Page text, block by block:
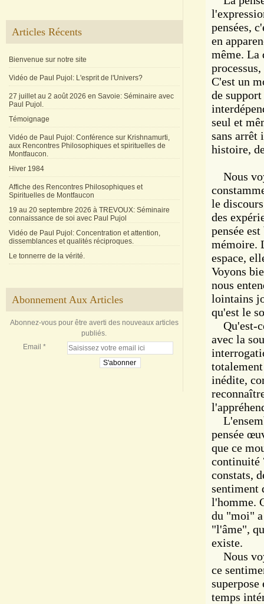
Articles Récents
Bienvenue sur notre site
Vidéo de Paul Pujol: L'esprit de l'Univers?
27 juillet au 2 août 2026 en Savoie: Séminaire avec
Paul Pujol.
Témoignage
Vidéo de Paul Pujol: Conférence sur Krishnamurti,
aux Rencontres Philosophiques et spirituelles de
Montfaucon.
Hiver 1984
Affiche des Rencontres Philosophiques et
Spirituelles de Montfaucon
19 au 20 septembre 2026 à TREVOUX: Séminaire
connaissance de soi avec Paul Pujol
Vidéo de Paul Pujol: Concentration et attention,
dissemblances et qualités réciproques.
Le tonnerre de la vérité.
Abonnement Aux Articles
Abonnez-vous pour être averti des nouveaux articles
publiés.
Email
pensées,
en
même. La
C'est un
de
seul et
sans arrêt
histoire,
Nous
le
des
pensée
mémoire.
espace,
Voyons
nous
lointains
qu'est le
Qu'est-
avec la
inédite,
pensée
que ce
continuité
constats,
sentiment
l'homme.
du "moi"
"l'âme",
existe.
Nous
ce
temps